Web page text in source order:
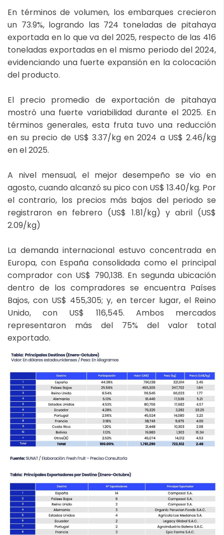
En términos de volumen, los embarques crecieron
un 73.9%, logrando las 724 toneladas de pitahaya
exportada en lo que va del 2025, respecto de las 416
toneladas exportadas en el mismo periodo del 2024,
evidenciando una fuerte expansión en la colocación
del producto.
El precio promedio de exportación de pitahaya
mostró una fuerte variabilidad durante el 2025. En
términos generales, esta fruta tuvo una reducción
en su precio de US$ 3.37/kg en 2024 a US$ 2.46/kg
en el 2025.
A nivel mensual, el mejor desempeño se vio en
agosto, cuando alcanzó su pico con US$ 13.40/kg. Por
el contrario, los precios más bajos del periodo se
registraron en febrero (US$ 1.81/kg) y abril (US$
2.09/kg)
La demanda internacional estuvo concentrada en
Europa, con España consolidada como el principal
comprador con US$ 790,138. En segunda ubicación
dentro de los compradores se encuentra Países
Bajos, con US$ 455,305; y, en tercer lugar, el Reino
Unido, con US$ 116,545. Ambos mercados
representaron más del 75% del valor total
exportado.